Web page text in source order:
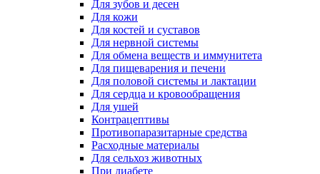
Для зубов и десен
Для кожи
Для костей и суставов
Для нервной системы
Для обмена веществ и иммунитета
Для пищеварения и печени
Для половой системы и лактации
Для сердца и кровообращения
Для ушей
Контрацептивы
Противопаразитарные средства
Расходные материалы
Для сельхоз животных
При диабете